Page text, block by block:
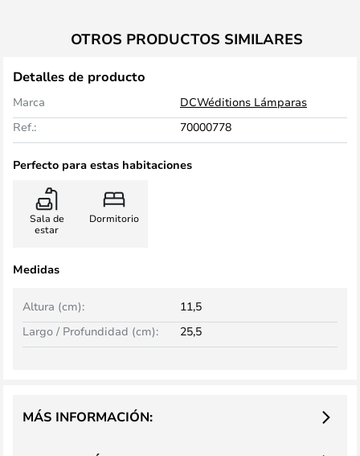
OTROS PRODUCTOS SIMILARES
Detalles de producto
Marca
DCWéditions Lámparas
Ref.:
70000778
Perfecto para estas habitaciones
Sala de
estar
Dormitorio
Medidas
Altura (cm):
11,5
Largo / Profundidad (cm):
25,5
MÁS INFORMACIÓN: